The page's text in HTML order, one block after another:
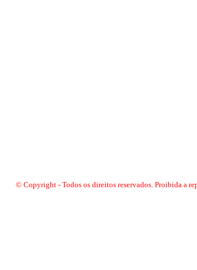
© Copyright - Todos os direitos reservados. Proibida a